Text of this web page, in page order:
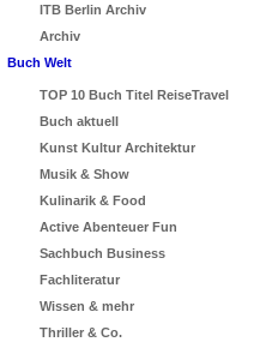
ITB Berlin Archiv
Archiv
Buch Welt
TOP 10 Buch Titel ReiseTravel
Buch aktuell
Kunst Kultur Architektur
Musik & Show
Kulinarik & Food
Active Abenteuer Fun
Sachbuch Business
Fachliteratur
Wissen & mehr
Thriller & Co.